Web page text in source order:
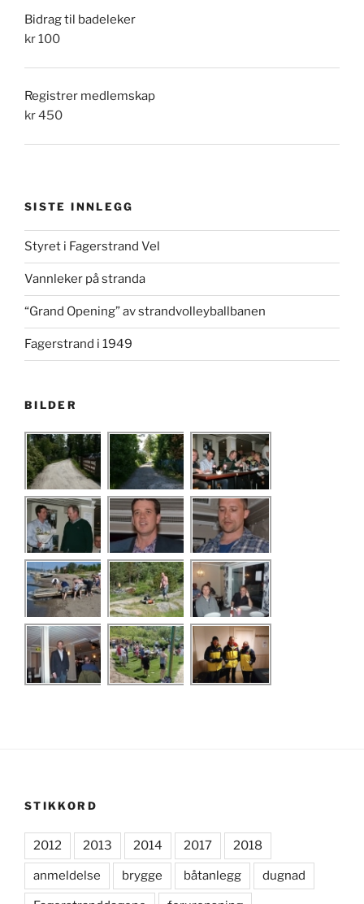
Fagerstrand
Bidrag til badeleker
kr100
Registrer medlemskap
kr450
SISTE INNLEGG
Styret i Fagerstrand Vel
Vannleker på stranda
“Grand Opening” av strandvolleyballbanen
Fagerstrand i 1949
BILDER
STIKKORD
2012 2013 2014 2017 2018
anmeldelse brygge båtanlegg dugnad